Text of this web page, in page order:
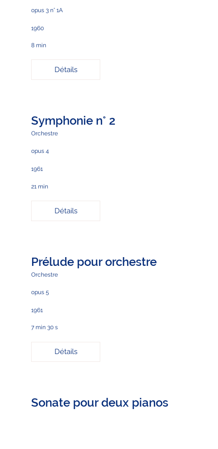
opus 3 n° 1A
1960
8 min
Détails
Symphonie n° 2
Orchestre
opus 4
1961
21 min
Détails
Prélude pour orchestre
Orchestre
opus 5
1961
7 min 30 s
Détails
Sonate pour deux pianos